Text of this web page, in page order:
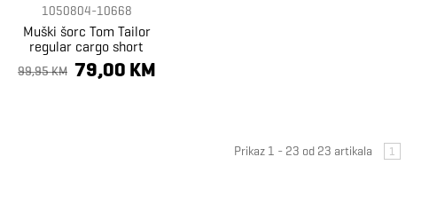
1050804-10668
Muški šorc Tom Tailor
regular cargo short
99,95 KM 79,00 KM
Prikaz 1 - 23 od 23 artikala 1